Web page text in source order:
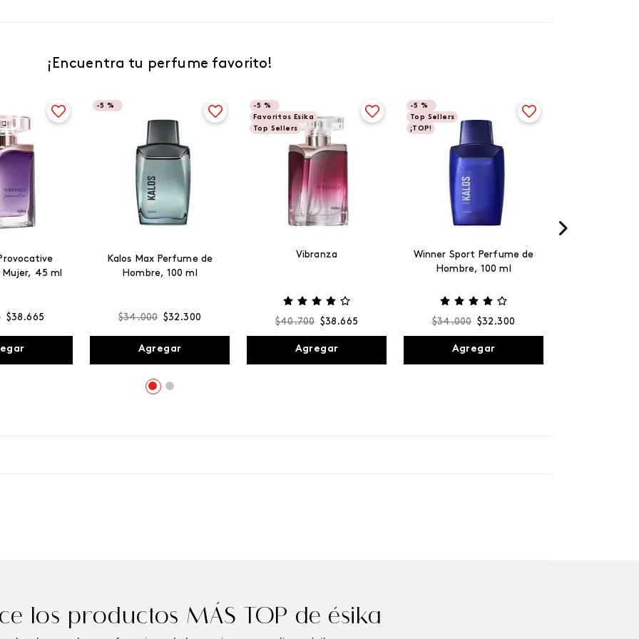
¡Encuentra tu perfume favorito!
45 ml
$38 .665
-5 %
Kalos Max Perfume de
Hombre, 100 ml
$34.000 $32 .300
Agregar
-5 %
Favoritos Esika
Top Sellers
Vibranza
$40.700 $38 .665
Agregar
-5 %
Top Sellers
¡TOP!
Winner Sport Perfume de
Hombre, 100 ml
$34.000 $32 .300
Agregar
los productos MÁS TOP de ésika